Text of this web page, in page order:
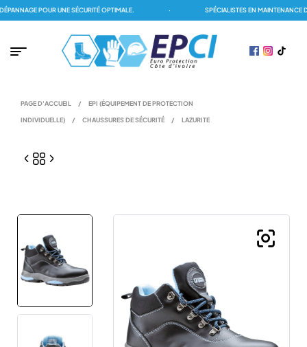
POUR UNE SÉCURITÉ OPTIMALE. SPÉCIALISTES EN MAINTENANCE
PAGE D'ACCUEIL / EPI (ÉQUIPEMENT DE PROTECTION
INDIVIDUELLE) / CHAUSSURES DE SÉCURITÉ / LAZURITE